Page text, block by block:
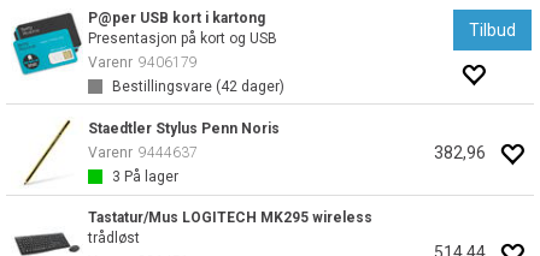
P@per USB kort i kartong
Presentasjon på kort og USB
Varenr 9406179
Bestillingsvare (42 dager)
Tilbud
Staedtler Stylus Penn Noris
Varenr 9444637
3 På lager
382,96
Tastatur/Mus LOGITECH MK295 wireless
trådløst